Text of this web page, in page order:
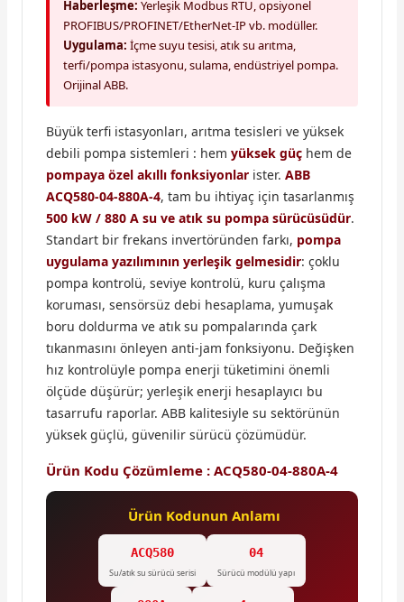
Haberleşme: Yerleşik Modbus RTU, opsiyonel
PROFIBUS/PROFINET/EtherNet-IP vb. modüller.
Uygulama: İçme suyu tesisi, atık su arıtma,
terfi/pompa istasyonu, sulama, endüstriyel pompa.
Orijinal ABB.
Büyük terfi istasyonları, arıtma tesisleri ve yüksek
debili pompa sistemleri : hem yüksek güç hem de
pompaya özel akıllı fonksiyonlar ister. ABB
ACQ580-04-880A-4, tam bu ihtiyaç için tasarlanmış
500 kW / 880 A su ve atık su pompa sürücüsüdür.
Standart bir frekans invertöründen farkı, pompa
uygulama yazılımının yerleşik gelmesidir: çoklu
pompa kontrolü, seviye kontrolü, kuru çalışma
koruması, sensörsüz debi hesaplama, yumuşak
boru doldurma ve atık su pompalarında çark
tıkanmasını önleyen anti-jam fonksiyonu. Değişken
hız kontrolüyle pompa enerji tüketimini önemli
ölçüde düşürür; yerleşik enerji hesaplayıcı bu
tasarrufu raporlar. ABB kalitesiyle su sektörünün
yüksek güçlü, güvenilir sürücü çözümüdür.
Ürün Kodu Çözümleme : ACQ580-04-880A-4
Ürün Kodunun Anlamı
ACQ580
Su/atık su sürücü serisi
04
Sürücü modülü yapı